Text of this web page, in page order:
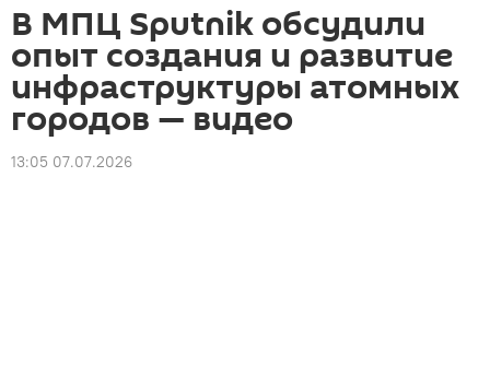
В МПЦ Sputnik обсудили
опыт создания и развитие
инфраструктуры атомных
городов — видео
13:05 07.07.2026